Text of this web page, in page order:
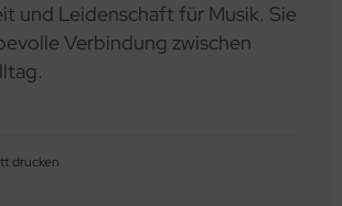
und Leidenschaft für Musik. Sie
Verbindung zwischen
drucken